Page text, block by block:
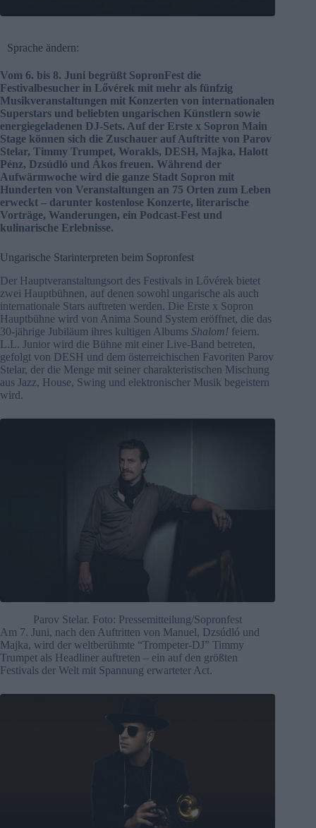
Sprache ändern:
Vom 6. bis 8. Juni begrüßt SopronFest die
Festivalbesucher in Lővérek mit mehr als fünfzig
Musikveranstaltungen mit Konzerten von internationalen
Superstars und beliebten ungarischen Künstlern sowie
energiegeladenen DJ-Sets. Auf der Erste x Sopron Main
Stage können sich die Zuschauer auf Auftritte von Parov
Stelar, Timmy Trumpet, Worakls, DESH, Majka, Halott
Pénz, Dzsúdló und Ákos freuen. Während der
Aufwärmwoche wird die ganze Stadt Sopron mit
Hunderten von Veranstaltungen an 75 Orten zum Leben
erweckt – darunter kostenlose Konzerte, literarische
Vorträge, Wanderungen, ein Podcast-Fest und
kulinarische Erlebnisse.
Ungarische Starinterpreten beim Sopronfest
Der Hauptveranstaltungsort des Festivals in Lővérek bietet
zwei Hauptbühnen, auf denen sowohl ungarische als auch
internationale Stars auftreten werden. Die Erste x Sopron
Hauptbühne wird von Anima Sound System eröffnet, die das
30-jährige Jubiläum ihres kultigen Albums Shalom! feiern.
L.L. Junior wird die Bühne mit einer Live-Band betreten,
gefolgt von DESH und dem österreichischen Favoriten Parov
Stelar, der die Menge mit seiner charakteristischen Mischung
aus Jazz, House, Swing und elektronischer Musik begeistern
wird.
Parov Stelar. Foto: Pressemitteilung/Sopronfest
Am 7. Juni, nach den Auftritten von Manuel, Dzsúdló und
Majka, wird der weltberühmte “Trompeter-DJ” Timmy
Trumpet als Headliner auftreten – ein auf den größten
Festivals der Welt mit Spannung erwarteter Act.